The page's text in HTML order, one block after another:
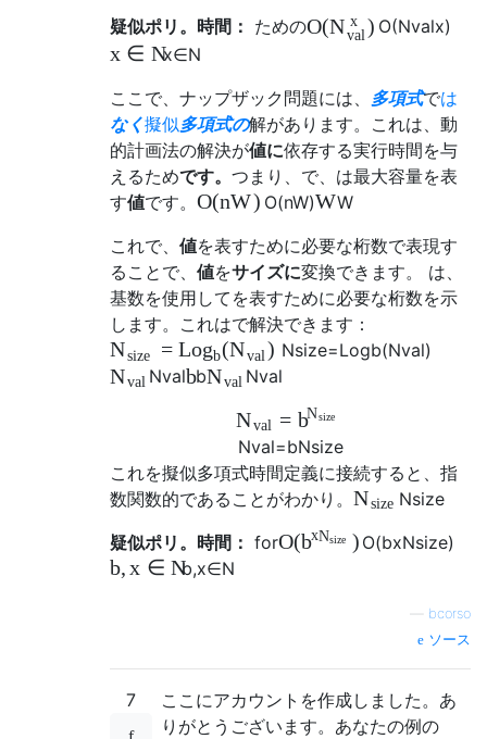
疑似ポリ。時間： ためのO(N x
val) O(Nvalx)
x ∈ Nx∈N
ここで、ナップザック問題には、 多項式では
なく擬似多項式の解があります。これは、動
的計画法の解決が値に依存する実行時間を与
えるためです。 つまり、で、は最大容量を表
す値です。 O(nW) O(nW)WW
これで、 値を表すために必要な桁数で表現す
ることで、 値をサイズに変換できます。 は、
基数を使用してを表すために必要な桁数を示
します。これはで解決できます：
Nsize = Logb(Nval ) Nsize=Logb(Nval)
Nval NvalbbNval Nval
Nval = bNsize
Nval=bNsize
これを擬似多項式時間定義に接続すると、指
数関数的であることがわかり。 Nsize Nsize
疑似ポリ。時間： forO(bxNsize ) O(bxNsize)
b, x ∈ Nb,x∈N
bcorso
ソース
7
ここにアカウントを作成しました。あ
りがとうございます。あなたの例の